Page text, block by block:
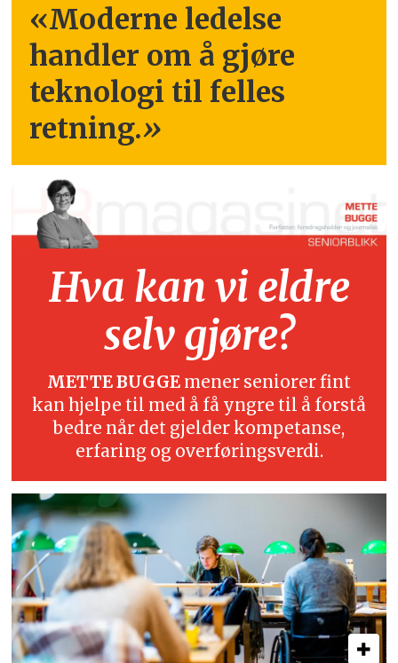
«Moderne ledelse
handler om å gjøre
teknologi til felles
retning.»
Hva kan vi eldre
selv gjøre?
METTE BUGGE mener seniorer fint
kan hjelpe til med å få yngre til å forstå
bedre når det gjelder kompetanse,
erfaring og overføringsverdi.